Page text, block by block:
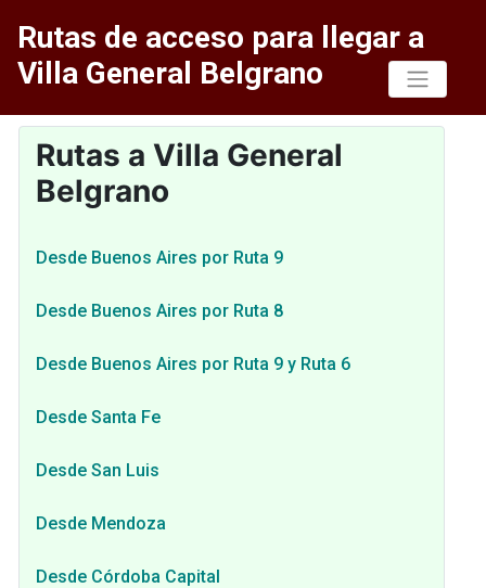
Rutas de acceso para llegar a
Villa General Belgrano
Rutas a Villa General
Belgrano
Desde Buenos Aires por Ruta 9
Desde Buenos Aires por Ruta 8
Desde Buenos Aires por Ruta 9 y Ruta 6
Desde Santa Fe
Desde San Luis
Desde Mendoza
Desde Córdoba Capital